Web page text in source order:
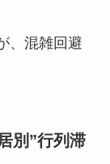
、混雑回避
別”行列滞